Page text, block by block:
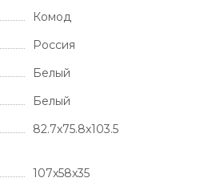
Комод
Россия
Белый
Белый
82.7x75.8x103.5
107x58x35